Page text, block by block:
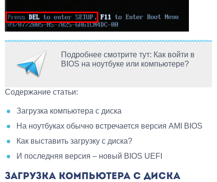
Подробнее смотрите тут: Как войти в
BIOS на ноутбуке или компьютере?
Содержание статьи:
Загрузка компьютера с диска
На ноутбуках обычно встречается версия AMI BIOS
Как выставить загрузку с диска?
И последняя версия – новый BIOS UEFI
ЗАГРУЗКА КОМПЬЮТЕРА С ДИСКА